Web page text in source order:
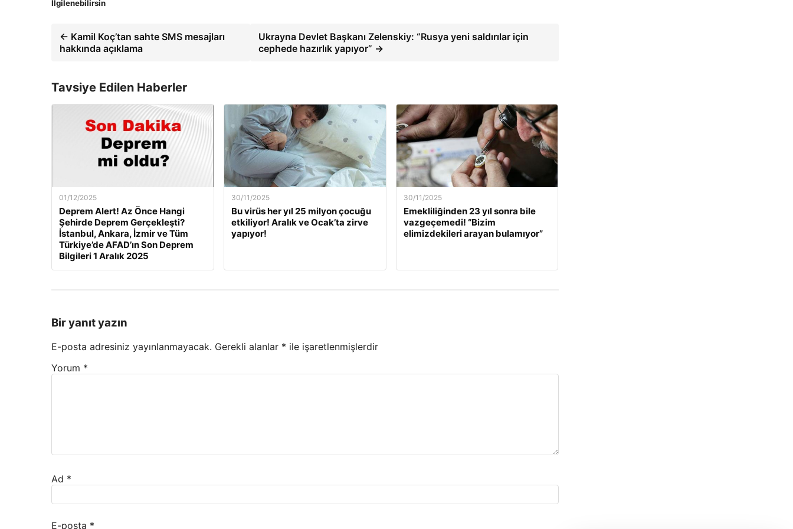
İlgilenebilirsin
← Kamil Koç’tan sahte SMS mesajları
hakkında açıklama
Ukrayna Devlet Başkanı Zelenskiy: “Rusya yeni saldırılar için
cephede hazırlık yapıyor” →
Tavsiye Edilen Haberler
01/12/2025
Deprem Alert! Az Önce Hangi
Şehirde Deprem Gerçekleşti?
İstanbul, Ankara, İzmir ve Tüm
Türkiye’de AFAD’ın Son Deprem
Bilgileri 1 Aralık 2025
30/11/2025
Bu virüs her yıl 25 milyon çocuğu
etkiliyor! Aralık ve Ocak’ta zirve
yapıyor!
30/11/2025
Emekliliğinden 23 yıl sonra bile
vazgeçemedi! “Bizim
elimizdekileri arayan bulamıyor”
Bir yanıt yazın
E-posta adresiniz yayınlanmayacak. Gerekli alanlar * ile işaretlenmişlerdir
Yorum *
Ad *
E-posta *